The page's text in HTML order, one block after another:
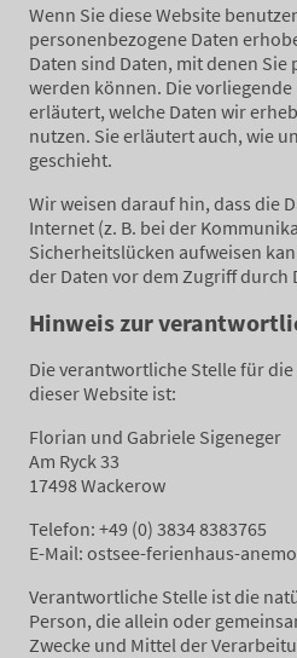
Wenn Sie diese Website
personenbezogene Daten
Daten sind Daten, mit denen
werden können. Die
erläutert, welche Daten wir
nutzen. Sie erläutert auch, wie
geschieht.
Wir weisen darauf hin, dass die
Internet (z. B. bei der
Sicherheitslücken aufweisen
der Daten vor dem Zugriff
Hinweis zur
Die verantwortliche Stelle für
dieser Website ist:
Florian und Gabriele Sigeneger
Am Ryck 33
17498 Wackerow
Telefon: +49 (0) 3834 8383765
E-Mail: ostsee-ferienhaus-
Verantwortliche Stelle ist die
Person, die allein oder
Zwecke und Mittel der